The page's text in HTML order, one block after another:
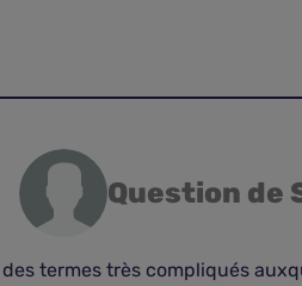
Question de
termes très compliqués